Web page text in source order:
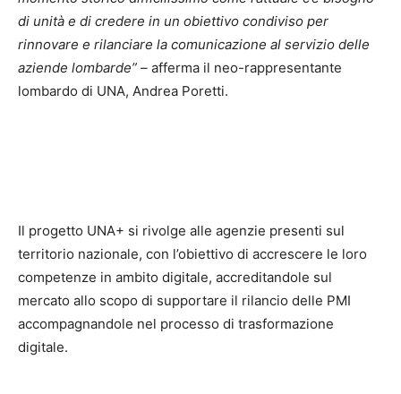
di unità e di credere in un obiettivo condiviso per
rinnovare e rilanciare la comunicazione al servizio delle
aziende lombarde” – afferma il neo-rappresentante
lombardo di UNA, Andrea Poretti.
Il progetto UNA+ si rivolge alle agenzie presenti sul
territorio nazionale, con l’obiettivo di accrescere le loro
competenze in ambito digitale, accreditandole sul
mercato allo scopo di supportare il rilancio delle PMI
accompagnandole nel processo di trasformazione
digitale.